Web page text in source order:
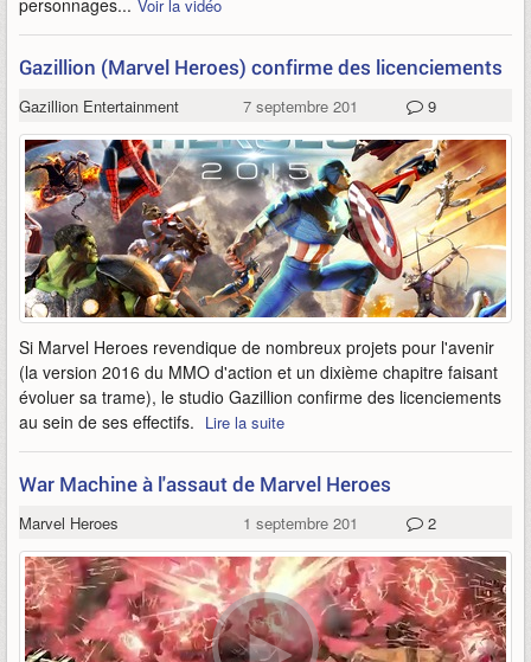
personnages... Voir la vidéo
Gazillion (Marvel Heroes) confirme des licenciements
Gazillion Entertainment 7 septembre 2015 9
Si Marvel Heroes revendique de nombreux projets pour l'avenir
(la version 2016 du MMO d'action et un dixième chapitre faisant
évoluer sa trame), le studio Gazillion confirme des licenciements
au sein de ses effectifs. Lire la suite
War Machine à l'assaut de Marvel Heroes
Marvel Heroes 1 septembre 2015 2